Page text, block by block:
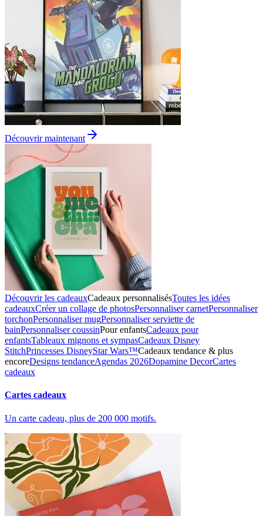
Découvrir maintenant
Découvrir les cadeauxCadeaux personnalisésToutes les idées
cadeauxCréer un collage de photosPersonnaliser carnetPersonnaliser
torchonPersonnaliser mugPersonnaliser serviette de
bainPersonnaliser coussinPour enfantsCadeaux pour
enfantsTableaux mignons et sympasCadeaux Disney
StitchPrincesses DisneyStar Wars™Cadeaux tendance & plus
encoreDesigns tendanceAgendas 2026Dopamine DecorCartes
cadeaux
Cartes cadeaux
Un carte cadeau, plus de 200 000 motifs.